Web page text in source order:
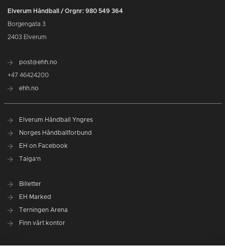
Elverum Håndball / Orgnr: 980 549 364
Borgengata 3
2403 Elverum
post@ehh.no
+47 46424200
ehh.no
Elverum Håndball Yngres
Norges Håndballforbund
EH on Facebook
Taiga'n
Billetter
EH Marked
Terningen Arena
Finn vårt kontor